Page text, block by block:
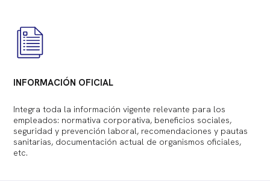
INFORMACIÓN OFICIAL
Integra toda la información vigente relevante para los
empleados: normativa corporativa, beneficios sociales,
seguridad y prevención laboral, recomendaciones y pautas
sanitarias, documentación actual de organismos oficiales,
etc.